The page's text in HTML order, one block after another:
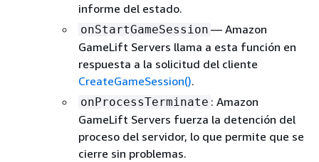
informe del estado.
onStartGameSession — Amazon
GameLift Servers llama a esta función en
respuesta a la solicitud del cliente
CreateGameSession().
onProcessTerminate : Amazon
GameLift Servers fuerza la detención del
proceso del servidor, lo que permite que se
cierre sin problemas.